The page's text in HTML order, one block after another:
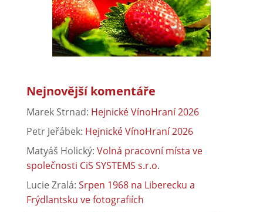
Nejnovější komentáře
Marek Strnad: Hejnické VínoHraní 2026
Petr Jeřábek: Hejnické VínoHraní 2026
Matyáš Holický: Volná pracovní místa ve
společnosti CiS SYSTEMS s.r.o.
Lucie Zralá: Srpen 1968 na Liberecku a
Frýdlantsku ve fotografiích